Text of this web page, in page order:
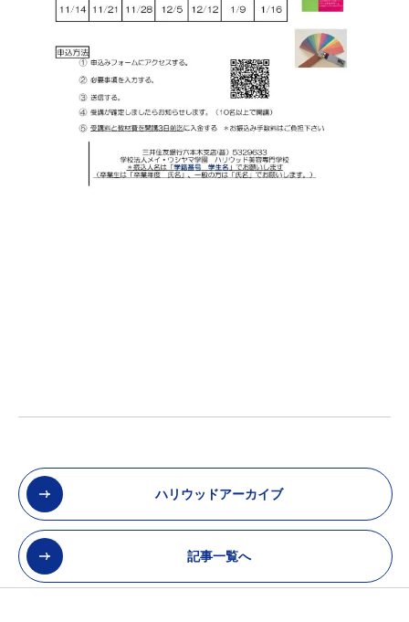
ハリウッドアーカイブ
記事一覧へ